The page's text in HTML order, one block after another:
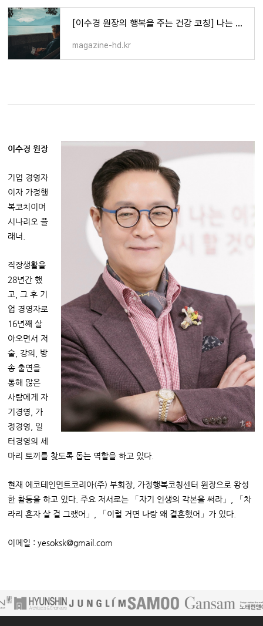
[이수경 원장의 행복을 주는 건강 코칭] 나는 몇 살까지 살까?
magazine-hd.kr
이수경 원장
기업 경영자
이자 가정행
복코치이며
시나리오 플
래너.
직장생활을
28년간 했
고, 그 후 기
업 경영자로
16년째 살
아오면서 저
술, 강의, 방
송 출연을
통해 많은
사람에게 자
기경영, 가
정경영, 일
터경영의 세
마리 토끼를 찾도록 돕는 역할을 하고 있다.
현재 에코테인먼트코리아(주) 부회장, 가정행복코칭센터 원장으로 왕성
한 활동을 하고 있다. 주요 저서로는 「자기 인생의 각본을 써라」, 「차
라리 혼자 살 걸 그랬어」, 「이럴 거면 나랑 왜 결혼했어」가 있다.
이메일 : yesoksk@gmail.com